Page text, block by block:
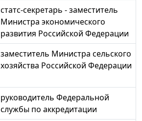
статс-секретарь - заместитель
Министра экономического
развития Российской Федерации
заместитель Министра сельского
хозяйства Российской Федерации
руководитель Федеральной
службы по аккредитации